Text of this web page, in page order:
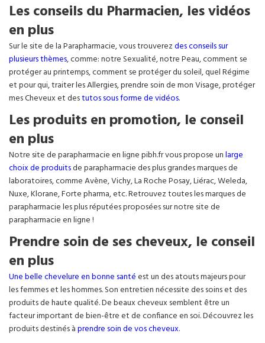
Les conseils du Pharmacien, les vidéos
en plus
Sur le site de la Parapharmacie, vous trouverezdes conseils sur
plusieurs thèmes, comme: notre Sexualité, notre Peau, comment se
protéger au printemps, comment se protéger du soleil, quel Régime
et pour qui, traiter les Allergies, prendre soin de mon Visage, protéger
mes Cheveux et destutos sous forme de vidéos.
Les produits en promotion, le conseil
en plus
Notre site de parapharmacie en ligne pibh.fr vous propose unlarge
choix de produitsde parapharmacie des plus grandes marques de
laboratoires, comme Avène, Vichy, La Roche Posay, Liérac, Weleda,
Nuxe, Klorane, Forte pharma, etc. Retrouvez toutes les marques de
parapharmacie les plus réputées proposées sur notre site de
parapharmacie en ligne !
Prendre soin de ses cheveux, le conseil
en plus
Une belle chevelure en bonne santéest un des atouts majeurs pour
les femmes et les hommes. Son entretien nécessite des soins et des
produits de haute qualité. De beaux cheveux semblent être un
facteur important de bien-être et de confiance en soi. Découvrez les
produits destinés àprendre soin de vos cheveux.